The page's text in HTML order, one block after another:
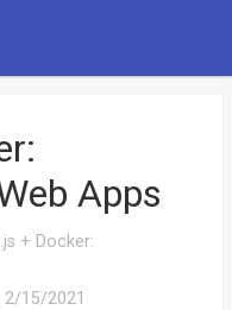
Apps
+ Docker:
2/15/2021